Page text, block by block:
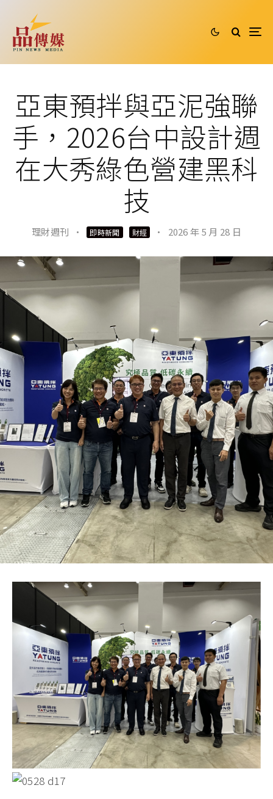
亞東預拌與亞泥強聯
手，2026台中設計週
在大秀綠色營建黑科
技
理財週刊 · 即時新聞 財經 · 2026 年 5 月 28 日